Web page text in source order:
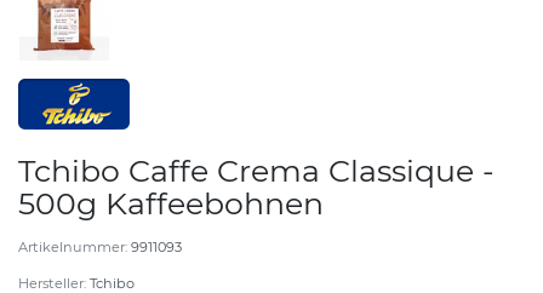
Tchibo Caffe Crema Classique -
500g Kaffeebohnen
Artikelnummer: 9911093
Hersteller: Tchibo